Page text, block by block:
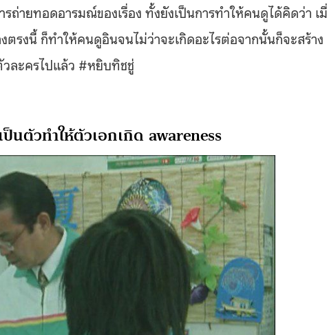
ถ่ายทอดอารมณ์ของเรื่อง ทั้งยังเป็นการทำให้คนดูได้คิดว่า เ
รงนี้ ก็ทำให้คนดูอินจนไม่ว่าจะเกิดอะไรต่อจากนั้นก็จะสร้าง
ละครไปแล้ว #หยิบทิชชู่
นตัวทำให้ตัวเอกเกิด awareness